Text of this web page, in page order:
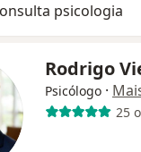
psicologia
Rodrigo
Psicólogo ·
25